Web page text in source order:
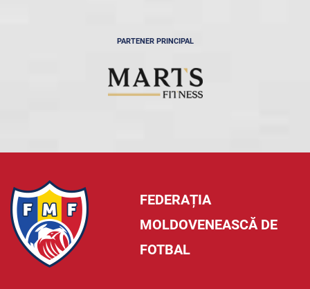
PARTENER PRINCIPAL
FEDERAȚIA
MOLDOVENEASCĂ DE
FOTBAL